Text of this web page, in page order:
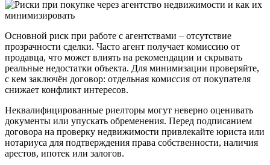
Основной риск при работе с агентствами – отсутствие
прозрачности сделки. Часто агент получает комиссию от
продавца, что может влиять на рекомендации и скрывать
реальные недостатки объекта. Для минимизации проверяйте,
с кем заключён договор: отдельная комиссия от покупателя
снижает конфликт интересов.
Неквалифицированные риелторы могут неверно оценивать
документы или упускать обременения. Перед подписанием
договора на проверку недвижимости привлекайте юриста или
нотариуса для подтверждения права собственности, наличия
арестов, ипотек или залогов.